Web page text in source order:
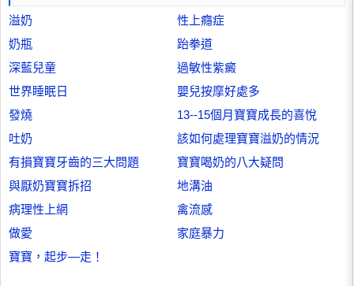
溢奶
性上癮症
奶瓶
跆拳道
深藍兒童
過敏性紫癜
世界睡眠日
嬰兒按摩好處多
發燒
13--15個月寶寶成長的喜悅
吐奶
該如何處理寶寶溢奶的情況
有損寶寶牙齒的三大問題
寶寶喝奶的八大疑問
與厭奶寶寶拆招
地溝油
病理性上網
禽流感
做愛
家庭暴力
寶寶，起步—走！